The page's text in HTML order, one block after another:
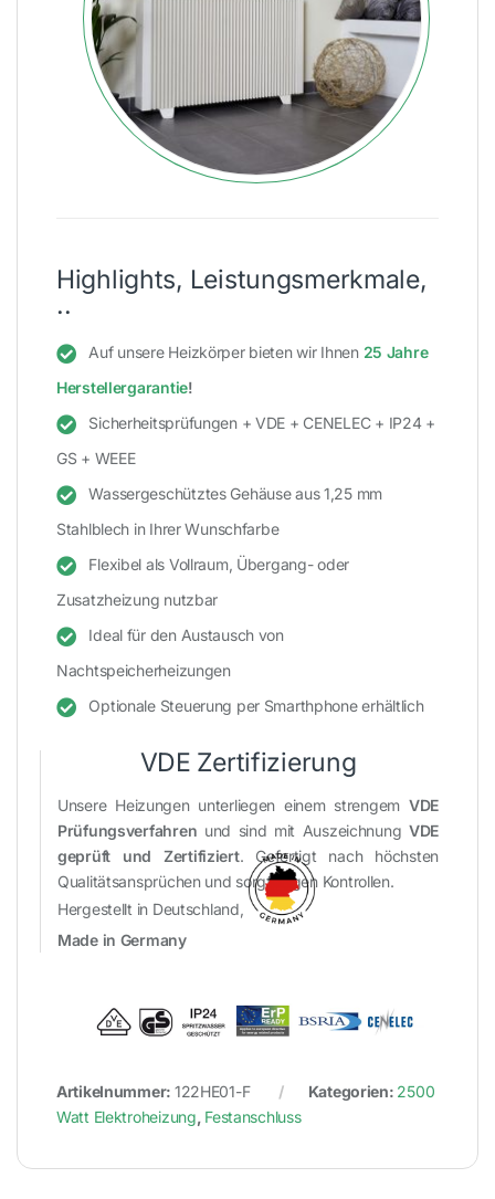
Highlights, Leistungsmerkmale,
..
Auf unsere Heizkörper bieten wir Ihnen 25 Jahre
Herstellergarantie!
Sicherheitsprüfungen + VDE + CENELEC + IP24 +
GS + WEEE
Wassergeschütztes Gehäuse aus 1,25 mm
Stahlblech in Ihrer Wunschfarbe
Flexibel als Vollraum, Übergang- oder
Zusatzheizung nutzbar
Ideal für den Austausch von
Nachtspeicherheizungen
Optionale Steuerung per Smarthphone erhältlich
VDE Zertifizierung
Unsere Heizungen unterliegen einem strengem VDE
Prüfungsverfahren und sind mit Auszeichnung VDE
geprüft und Zertifiziert. Gefertigt nach höchsten
Qualitätsansprüchen und sorgfältigen Kontrollen.
Hergestellt in Deutschland,
Made in Germany
Artikelnummer: 122HE01-F Kategorien: 2500
Watt Elektroheizung, Festanschluss